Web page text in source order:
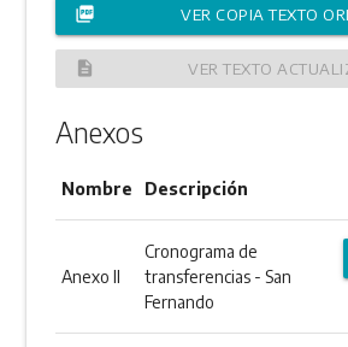
picture_as_pdf VER COPIA TEXTO
description VER TEXTO
Anexos
Nombre Descripción
Anexo II
Cronograma de
transferencias - San
Fernando